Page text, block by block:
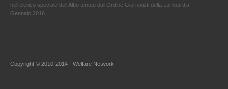
nell’elenco speciale dell’Albo tenuto dall’Ordine Giornalisti della Lombardia.
Gennaio 2016
Copyright © 2010-2014 - Welfare Network